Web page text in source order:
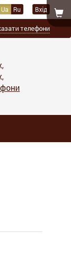
Ua Ru Вхід
телефони